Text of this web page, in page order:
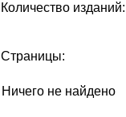
Количество изданий:
Страницы:
Ничего не найдено